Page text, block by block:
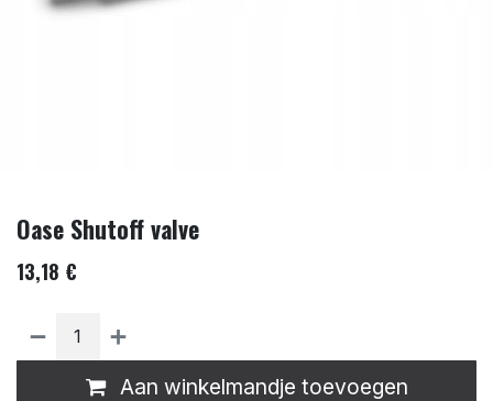
Oase Shutoff valve
13,18 €
Aan winkelmandje toevoegen